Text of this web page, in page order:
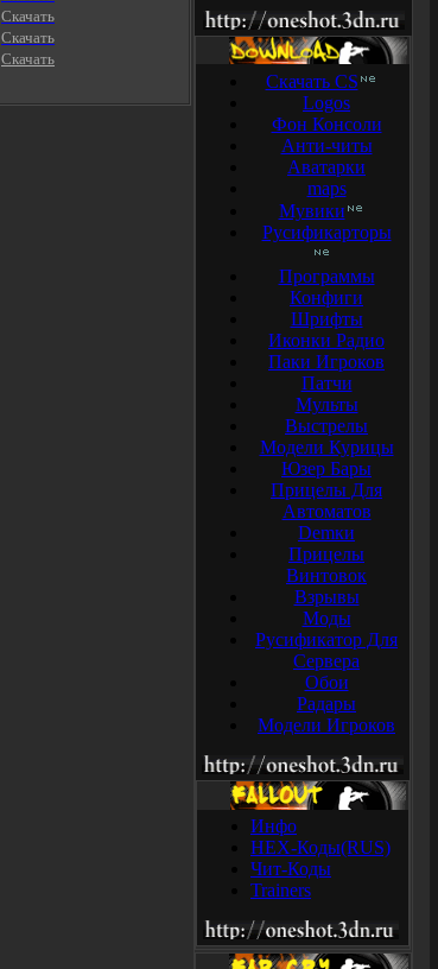
Скачать
Скачать
Скачать
Скачать CS
Logos
Фон Консоли
Анти-читы
Аватарки
maps
Мувики
Русификарторы
Программы
Конфиги
Шрифты
Иконки Радио
Паки Игроков
Патчи
Мульты
Выстрелы
Модели Курицы
Юзер Бары
Прицелы Для
Автоматов
Demки
Прицелы
Винтовок
Взрывы
Моды
Русификатор Для
Сервера
Обои
Радары
Модели Игроков
Инфо
HEX-Коды(RUS)
Чит-Коды
Trainers